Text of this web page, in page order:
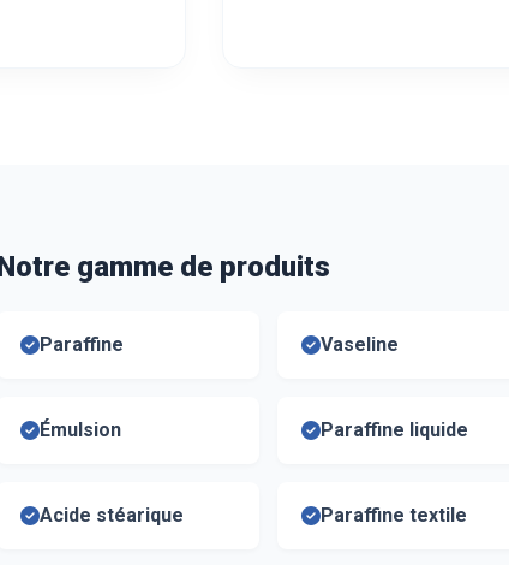
gamme de produits
Paraffine Vaseline
Émulsion Paraffine liquide
Acide stéarique Paraffine textile